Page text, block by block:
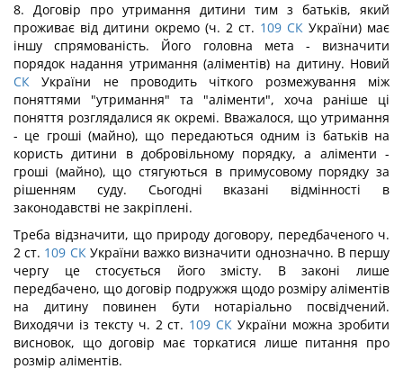
8. Договір про утримання дитини тим з батьків, який
проживає від дитини окремо (ч. 2 ст. 109 СК України) має
іншу спрямованість. Його головна мета - визначити
порядок надання утримання (аліментів) на дитину. Новий
СК України не проводить чіткого розмежування між
поняттями "утримання" та "аліменти", хоча раніше ці
поняття розглядалися як окремі. Вважалося, що утримання
- це гроші (майно), що передаються одним із батьків на
користь дитини в добровільному порядку, а аліменти -
гроші (майно), що стягуються в примусовому порядку за
рішенням суду. Сьогодні вказані відмінності в
законодавстві не закріплені.
Треба відзначити, що природу договору, передбаченого ч.
2 ст. 109 СКУкраїни важко визначити однозначно. В першу
чергу це стосується його змісту. В законі лише
передбачено, що договір подружжя щодо розміру аліментів
на дитину повинен бути нотаріально посвідчений.
Виходячи із тексту ч. 2 ст. 109 СК України можна зробити
висновок, що договір має торкатися лише питання про
розмір аліментів.